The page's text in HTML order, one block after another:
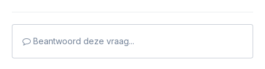
Beantwoord deze vraag...